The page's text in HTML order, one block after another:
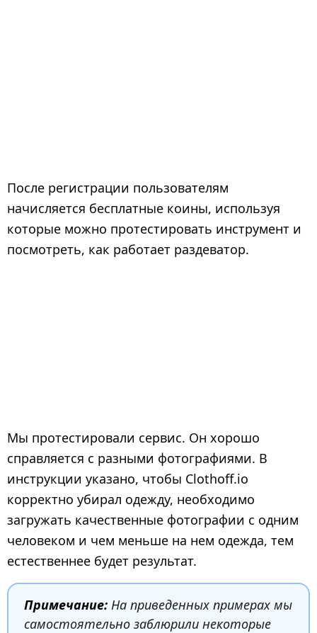
После регистрации пользователям
начисляется бесплатные коины, используя
которые можно протестировать инструмент и
посмотреть, как работает раздеватор.
Мы протестировали сервис. Он хорошо
справляется с разными фотографиями. В
инструкции указано, чтобы Clothoff.io
корректно убирал одежду, необходимо
загружать качественные фотографии с одним
человеком и чем меньше на нем одежда, тем
естественнее будет результат.
Примечание:На приведенных примерах мы
самостоятельно заблюрили некоторые